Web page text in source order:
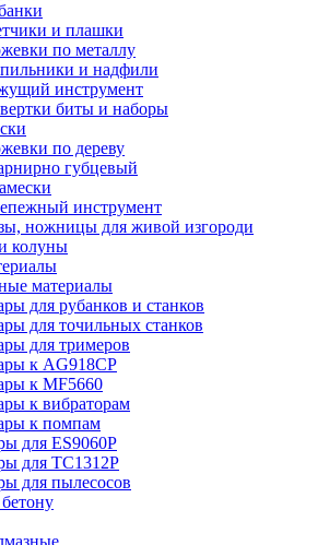
и плашки
по металлу
и надфили
инструмент
биты и наборы
по дереву
губцевый
инструмент
ножницы для живой изгороди
колуны
материалы
для рубанков и станков
для точильных станков
для тримеров
к AG918CP
к MF5660
к вибраторам
к помпам
для ES9060P
для TC1312P
для пылесосов